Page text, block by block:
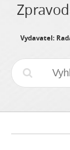
Vydavatel: